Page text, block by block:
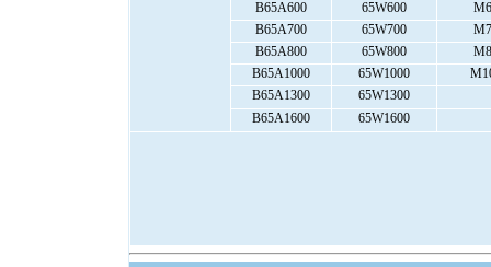
B65A600
65W600
B65A700
65W700
B65A800
65W800
B65A1000
65W1000
B65A1300
65W1300
B65A1600
65W1600